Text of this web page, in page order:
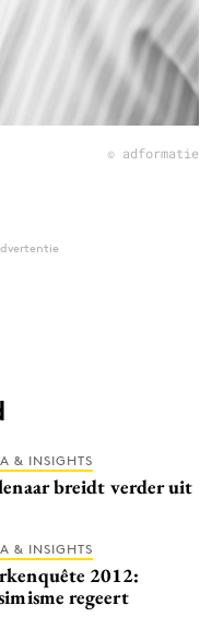
© adformatie
& INSIGHTS
breidt verder uit
& INSIGHTS
2012:
regeert